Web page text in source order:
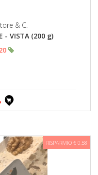
& C.
- VISTA (200 g)
RISPARMIO € 0,58